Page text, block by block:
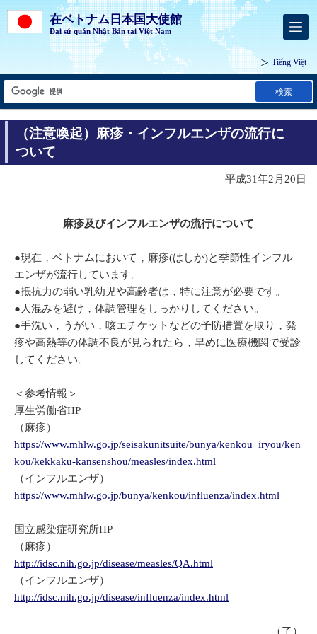
在ベトナム日本国大使館
Đại sứ quán Nhật Bản tại Việt Nam
Tiếng Việt
検索
（注意喚起）麻疹・インフルエンザの流行に
ついて
平成31年2月20日
麻疹及びインフルエンザの流行について
●現在，ベトナムにおいて，麻疹(はしか)と季節性インフル
エンザが流行しています。
●抵抗力の弱い乳幼児や高齢者は，特に注意が必要です。
●人混みを避け，体調管理をしっかりしてください。
●手洗い，うがい，咳エチケットなどの予防措置を取り，発
疹や高熱等の体調不良が見られたら，早めに医療機関で受診
してください。
＜参考情報＞
厚生労働省HP
（麻疹）
https://www.mhlw.go.jp/seisakunitsuite/bunya/kenkou_iryou/ken
kou/kekkaku-kansenshou/measles/index.html
（インフルエンザ）
https://www.mhlw.go.jp/bunya/kenkou/influenza/index.html
国立感染症研究所HP
（麻疹）
http://idsc.nih.go.jp/disease/measles/QA.html
（インフルエンザ）
http://idsc.nih.go.jp/disease/influenza/index.html
（了）